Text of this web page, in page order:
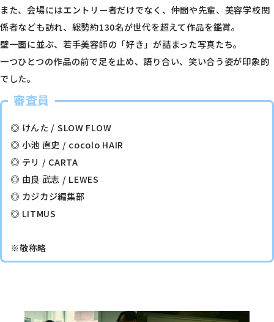
また、会場にはエントリー者だけでなく、仲間や先輩、美容学校関
係者なども訪れ、総勢約130名が世代を超えて作品を鑑賞。
壁一面に並ぶ、若手美容師の「好き」が詰まった写真たち。
一つひとつの作品の前で足を止め、語り合い、笑い合う姿が印象的
でした。
審査員
◎ けんた / SLOW FLOW
◎ 小池 直史 / cocolo HAIR
◎ テリ / CARTA
◎ 由良 武志 / LEWES
◎ カジカジ編集部
◎ LITMUS
※敬称略